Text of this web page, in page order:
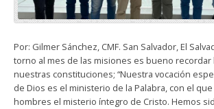
Por: Gilmer Sánchez, CMF. San Salvador, El
torno al mes de las misiones es bueno
nuestras constituciones; “Nuestra vocación
de Dios es el ministerio de la Palabra, con el
hombres el misterio íntegro de Cristo. Hemos